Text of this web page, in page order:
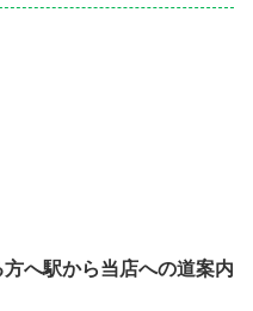
へ駅から当店への道案内